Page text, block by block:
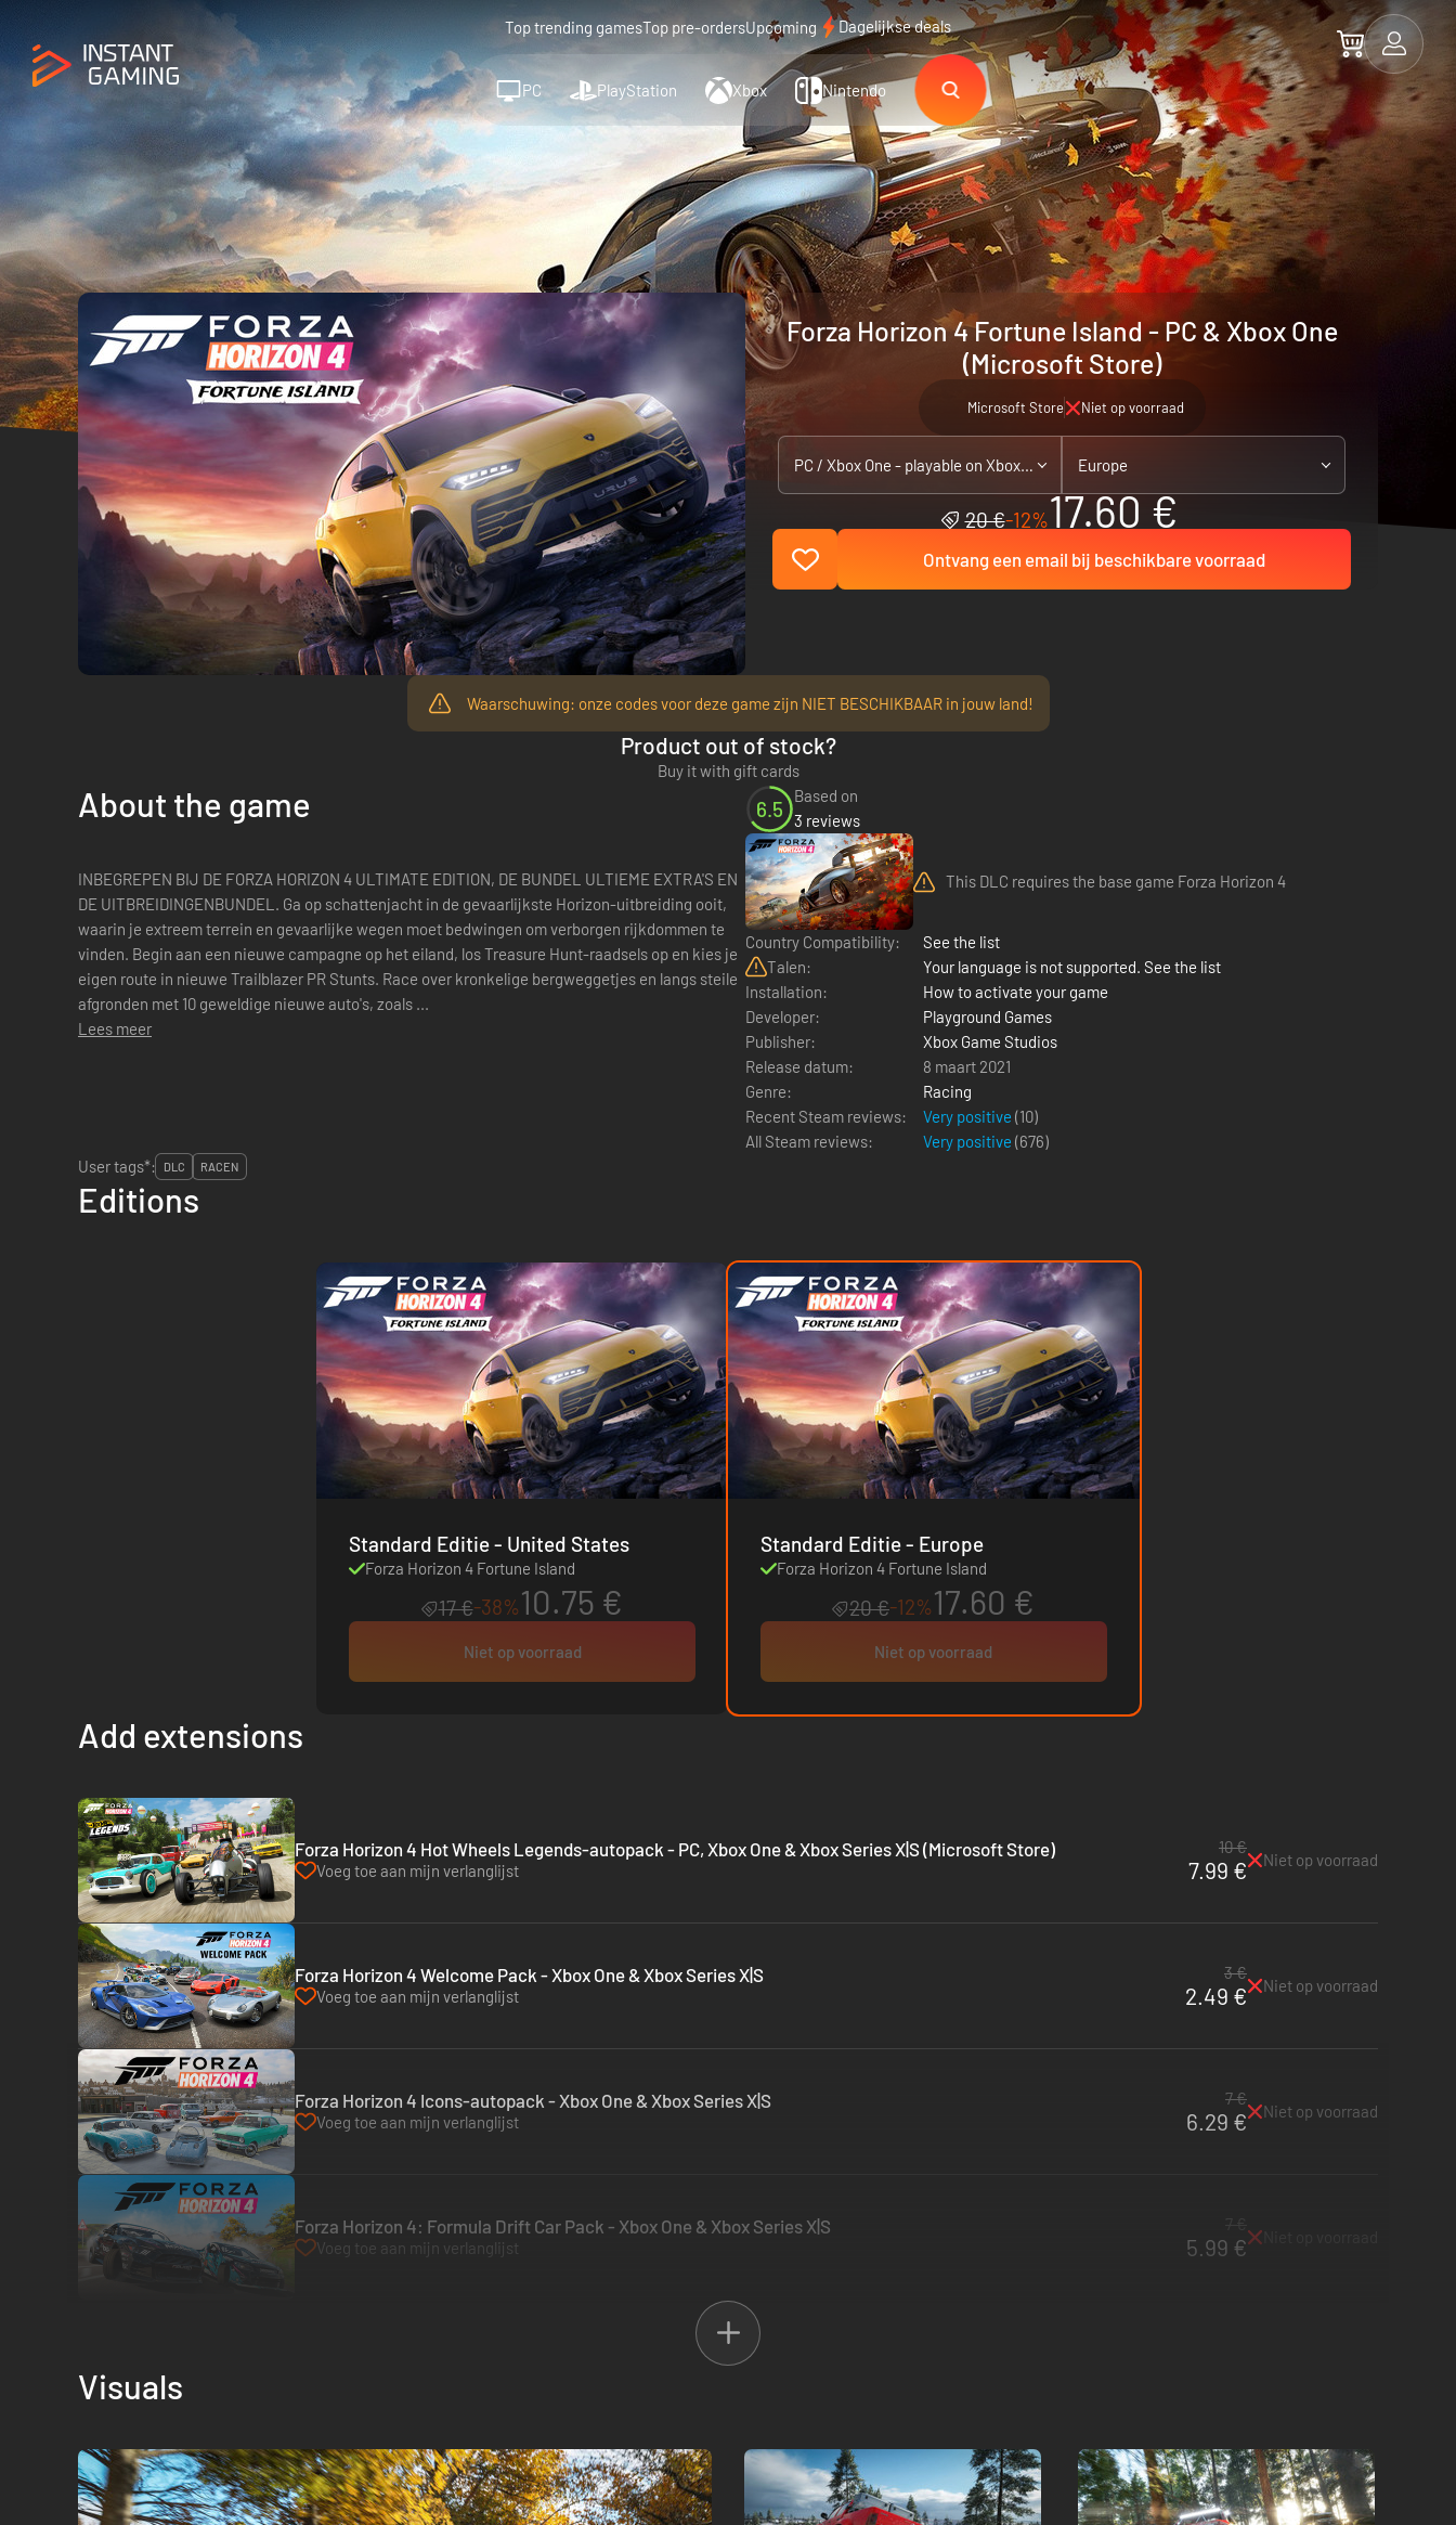
Top trending gamesTop pre-ordersUpcoming Dagelijkse deals
PC PlayStation Xbox Nintendo
Forza Horizon 4 Fortune Island - PC & Xbox One
(Microsoft Store)
Microsoft Store Niet op voorraad
PC / Xbox One - playable on Xbox Series X|S Europe
20 €-12%17.60 €
Ontvang een email bij beschikbare voorraad
Waarschuwing: onze codes voor deze game zijn NIET BESCHIKBAAR in jouw land!
Product out of stock?
Buy it with gift cards
About the game
INBEGREPEN BIJ DE FORZA HORIZON 4 ULTIMATE EDITION, DE BUNDEL ULTIEME EXTRA'S EN
DE UITBREIDINGENBUNDEL. Ga op schattenjacht in de gevaarlijkste Horizon-uitbreiding ooit,
waarin je extreem terrein en gevaarlijke wegen moet bedwingen om verborgen rijkdommen te
vinden. Begin aan een nieuwe campagne op het eiland, los Treasure Hunt-raadsels op en kies je
eigen route in nieuwe Trailblazer PR Stunts. Race over kronkelige bergweggetjes en langs steile
afgronden met 10 geweldige nieuwe auto's, zoals ...
Lees meer
6.5
Based on
3 reviews
This DLC requires the base game Forza Horizon 4
Country Compatibility:
See the list
Talen:
Your language is not supported. See the list
Installation:
How to activate your game
Developer:
Playground Games
Publisher:
Xbox Game Studios
Release datum:
8 maart 2021
Genre:
Racing
Recent Steam reviews:
Very positive (10)
All Steam reviews:
Very positive (676)
User tags*:
DLC RACEN
Editions
Standard Editie - United States
Forza Horizon 4 Fortune Island
17 €-38%10.75 €
Niet op voorraad
Standard Editie - Europe
Forza Horizon 4 Fortune Island
20 €-12%17.60 €
Niet op voorraad
Add extensions
Forza Horizon 4 Hot Wheels Legends-autopack - PC, Xbox One & Xbox Series X|S (Microsoft Store)
Voeg toe aan mijn verlanglijst
10 €
7.99 € Niet op voorraad
Forza Horizon 4 Welcome Pack - Xbox One & Xbox Series X|S
Voeg toe aan mijn verlanglijst
3 €
2.49 € Niet op voorraad
Forza Horizon 4 Icons-autopack - Xbox One & Xbox Series X|S
Voeg toe aan mijn verlanglijst
7 €
6.29 € Niet op voorraad
Forza Horizon 4: Formula Drift Car Pack - Xbox One & Xbox Series X|S
Voeg toe aan mijn verlanglijst 5.99 €
Visuals